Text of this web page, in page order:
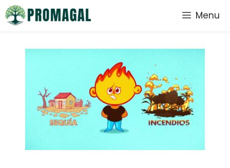
Saltar
al
Menu